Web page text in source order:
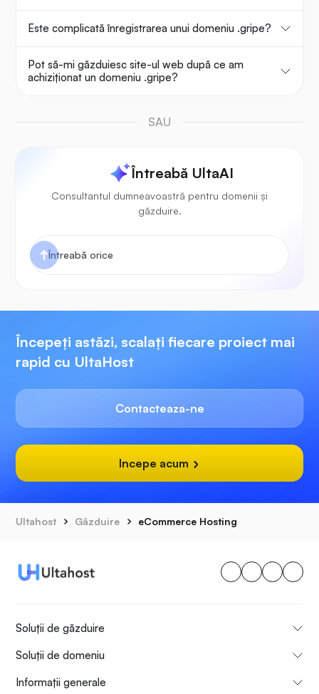
Este complicată înregistrarea unui domeniu .gripe?
Pot să-mi găzduiesc site-ul web după ce am
achiziționat un domeniu .gripe?
SAU
Întreabă UltaAI
Consultantul dumneavoastră pentru domenii și
găzduire.
Începeți astăzi, scalați fiecare proiect mai
rapid cu UltaHost
Contacteaza-ne
Incepe acum
Ultahost Găzduire eCommerce Hosting
Soluții de găzduire
Soluții de domeniu
Informații generale